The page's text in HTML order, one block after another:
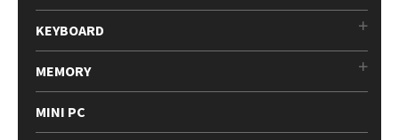
KEYBOARD
MEMORY
MINI PC